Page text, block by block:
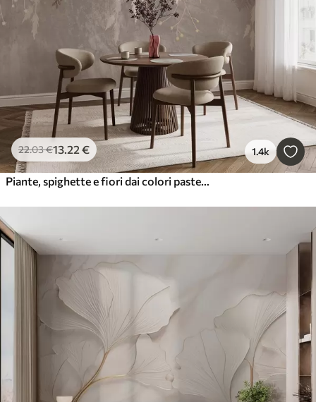
22.03€13.22 € 1.4k
Piante, spighette e fiori dai colori pastello marroni su uno sfondo nebuloso e strutturato